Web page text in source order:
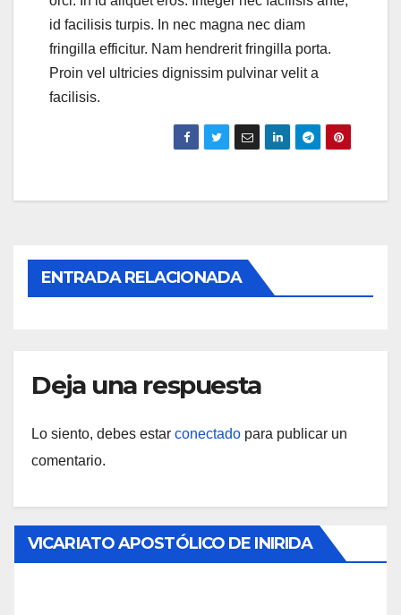
id facilisis turpis. In nec magna nec diam
fringilla efficitur. Nam hendrerit fringilla porta.
Proin vel ultricies dignissim pulvinar velit a
facilisis.
ENTRADA RELACIONADA
Deja una respuesta
Lo siento, debes estar conectado para publicar un
comentario.
VICARIATO APOSTÓLICO DE INIRIDA